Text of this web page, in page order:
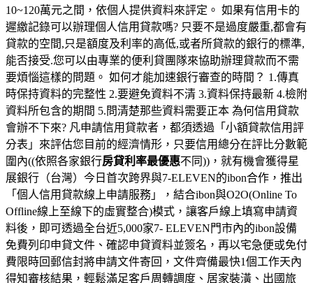
10~120萬元之間，依個人提供資料來評定。 如果有信用卡的
遲繳記錄可以辦理個人信用貸款嗎? 只要不是過度嚴重,都會有
貸款的空間,只是額度及利率的高低,或者所貸款的銀行的標準,
能否接受.您可以由專業的便利貸團隊來協助辦理貸款而不需
要煩惱這樣的問題。 如何才能加速銀行審查的時間？ 1.傳真
時保持資料的完整性 2.要避免資料不清 3.資料保持最新 4.檢附
資料所包含的期間 5.問清楚那些資料需要正本 為何信用貸款
會辦不下來? 凡申請信用貸款者，都須透過「小額貸款信用評
分表」來評估您目前的經濟情形，只要信用總分在評比分數範
圍內((依照各家銀行房貸利率最優惠不同))，就有機會獲得星
展銀行（台灣）今日首次跨界與7-ELEVEN的ibon合作，推出
「個人信用貸款線上申請服務」，結合ibon與O2O(Online To
Offline線上至線下的虛實整合)模式，讓客戶線上填寫申請資
料後，即可透過全台近5,000家7- ELEVEN門市內的ibon設備
免費列印申貸文件、確認申貸資料並簽名，再以宅急便或免付
費限時回郵信封將申請文件寄回，文件齊備最快1個工作天內
得知審核結果，輕鬆滿足客戶周轉調度、居家裝潢、出國旅